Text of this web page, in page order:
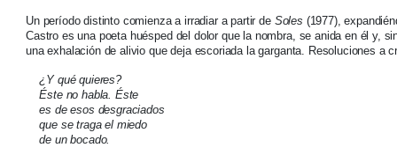
Un período distinto comienza a irradiar a partir de Soles (1977),
Castro es una poeta huésped del dolor que la nombra, se anida en él y,
una exhalación de alivio que deja escoriada la garganta. Resoluciones a
¿Y qué quieres?
Éste no habla. Éste
es de esos desgraciados
que se traga el miedo
de un bocado.